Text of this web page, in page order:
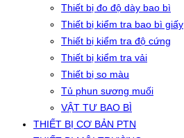
Thiết bị đo độ dày bao bì
Thiết bị kiểm tra bao bì giấy
Thiết bị kiểm tra độ cứng
Thiết bị kiểm tra vải
Thiết bị so màu
Tủ phun sương muối
VẬT TƯ BAO BÌ
THIẾT BỊ CƠ BẢN PTN